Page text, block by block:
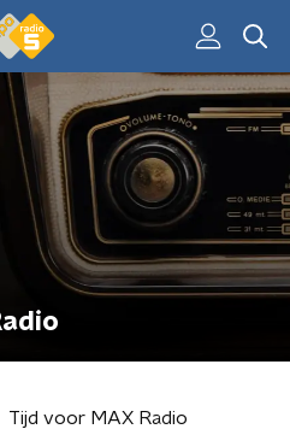
Tijd voor MAX Radio